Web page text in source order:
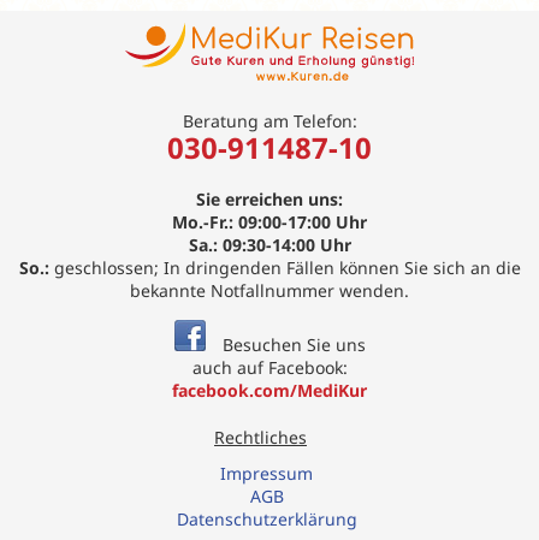
Beratung am Telefon:
030-911487-10
Sie erreichen uns:
Mo.-Fr.: 09:00-17:00 Uhr
Sa.: 09:30-14:00 Uhr
So.:geschlossen; In dringenden Fällen können Sie sich an die
bekannte Notfallnummer wenden.
Besuchen Sie uns
auch auf Facebook:
facebook.com/MediKur
Rechtliches
Impressum
AGB
Datenschutzerklärung